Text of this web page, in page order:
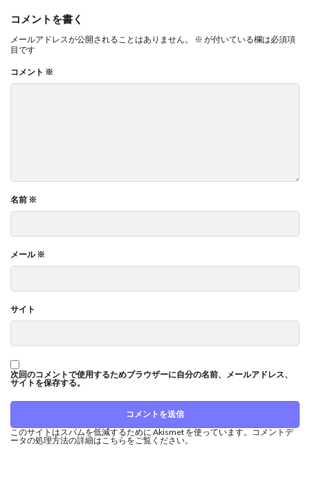
コメントを書く
メールアドレスが公開されることはありません。 ※ が付いている欄は必須項
目です
コメント ※
名前 ※
メール※
サイト
次回のコメントで使用するためブラウザーに自分の名前、メールアドレス、
サイトを保存する。
このサイトはスパムを低減するために Akismet を使っています。コメントデ
ータの処理方法の詳細はこちらをご覧ください。